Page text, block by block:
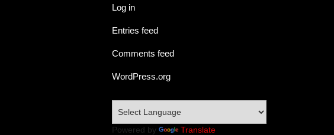
Log in
Entries feed
Comments feed
WordPress.org
Powered by Translate